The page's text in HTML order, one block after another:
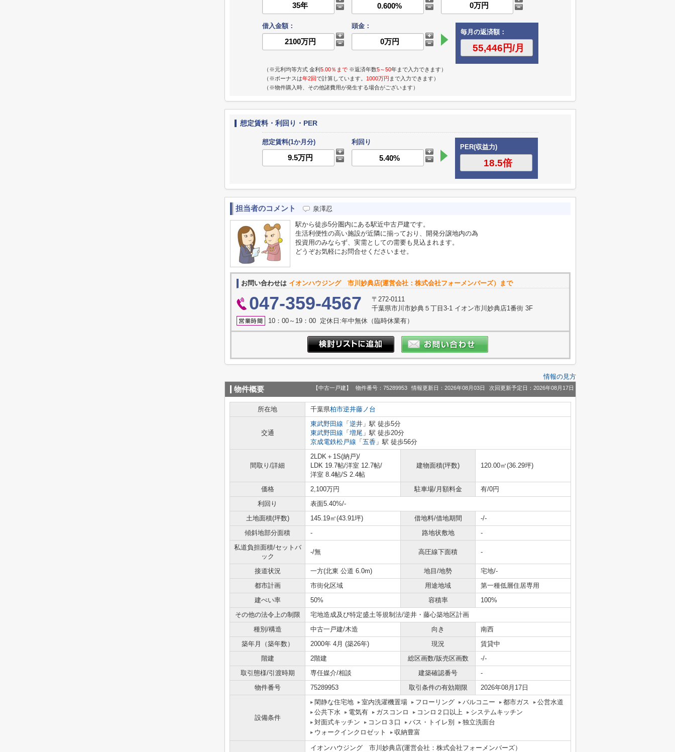
借入金額：
頭金：
毎月の返済額：
（※元利均等方式 金利5.00％まで ※返済年数5～50年まで入力できます）
（※ボーナスは年2回で計算しています。 1000万円 まで入力できます）
（※物件購入時、その他諸費用が発生する場合がございます）
想定賃料・利回り・PER
想定賃料(1か月分) 利回り
PER(収益力)
担当者のコメント 泉澤忍
駅から徒歩5分圏内にある駅近中古戸建です。
生活利便性の高い施設が近隣に揃っており、開発分譲地内の為
投資用のみならず、実需としての需要も見込まれます。
どうぞお気軽にお問合せくださいませ。
お問い合わせは イオンハウジング 市川妙典店(運営会社：株式会社フォーメンバーズ）まで
047-359-4567
〒272-0111
千葉県市川市妙典５丁目3-1 イオン市川妙典店1番街 3F
10：00～19：00 定休日:年中無休（臨時休業有）
情報の見方
物件概要 【中古一戸建】 物件番号：75289953 情報更新日：2026年08月03日 次回更新予定日：2026年08月17日
所在地 千葉県柏市逆井藤ノ台
交通
東武野田線 「 逆井 」駅 徒歩5分
東武野田線 「 増尾 」駅 徒歩20分
京成電鉄松戸線 「 五香 」駅 徒歩56分
間取り/詳細
2LDK＋1S(納戸)/
LDK 19.7帖/洋室 12.7帖/
洋室 8.4帖/S 2.4帖
建物面積(坪数) 120.00㎡(36.29坪)
価格 2,100万円 駐車場/月額料金
有/0円
利回り
表面5.40%/-
土地面積(坪数)
145.19㎡(43.91坪) 借地料/借地期間
-/-
傾斜地部分面積
- 路地状敷地
-
私道負担面積/セットバ
ック
-/無 高圧線下面積 -
接道状況 一方(北東 公道 6.0m) 地目/地勢
宅地/-
都市計画
市街化区域 用途地域
第一種低層住居専用
建ぺい率
50% 容積率
100%
その他の法令上の制限
宅地造成及び特定盛土等規制法/逆井・藤心築地区計画
種別/構造
中古一戸建/木造 向き
南西
築年月（築年数）
2000年 4月 (築26年) 現況
賃貸中
階建
2階建 総区画数/販売区画数
-/-
取引態様/引渡時期
専任媒介/相談 建築確認番号
-
物件番号
75289953 取引条件の有効期限 2026年08月17日
設備条件
閑静な住宅地 室内洗濯機置場 フローリング バルコニー 都市ガス
公営水道
公共下水
電気有 ガスコンロ コンロ２口以上
システムキッチン
対面式キッチン
コンロ３口 バス・トイレ別
独立洗面台
ウォークインクロゼット
収納豊富
イオンハウジング 市川妙典店(運営会社：株式会社フォーメンバーズ）